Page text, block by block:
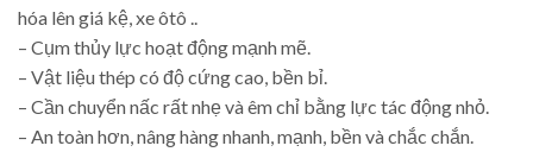
hóa lên giá kệ, xe ôtô ..
– Cụm thủy lực hoạt động mạnh mẽ.
– Vật liệu thép có độ cứng cao, bền bỉ.
– Cần chuyển nấc rất nhẹ và êm chỉ bằng lực tác động nhỏ.
– An toàn hơn, nâng hàng nhanh, mạnh, bền và chắc chắn.